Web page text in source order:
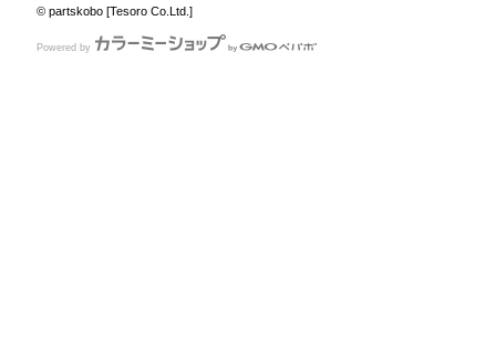
© partskobo [Tesoro Co.Ltd.]
Powered by